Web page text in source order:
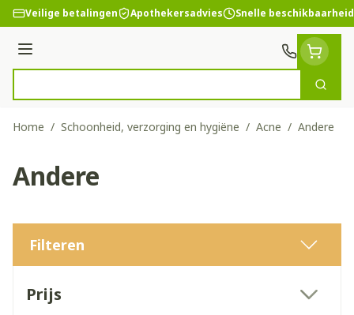
Ga naar de inhoud
Veilige betalingen Apothekersadvies Snelle beschikbaarheid
Menu
Zoek
Home / Schoonheid, verzorging en hygiëne / Acne / Andere
Andere
Filteren
Prijs